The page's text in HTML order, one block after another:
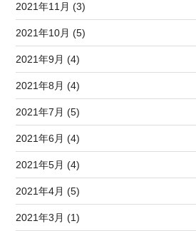
2021年11月 (3)
2021年10月 (5)
2021年9月 (4)
2021年8月 (4)
2021年7月 (5)
2021年6月 (4)
2021年5月 (4)
2021年4月 (5)
2021年3月 (1)